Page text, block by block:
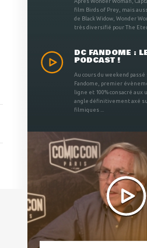
film Birds of Prey, mais
de Black Widow, Wonder
très diversifié pour The
DC FANDOME :
PODCAST !
Au cours du weekend
Fandome, premier
ligne et 100% consacré aux
angle définitivement axé
filmiques ...